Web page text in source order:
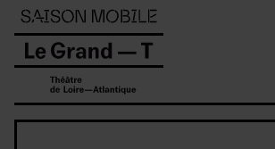
Panneau de gestion des cookies